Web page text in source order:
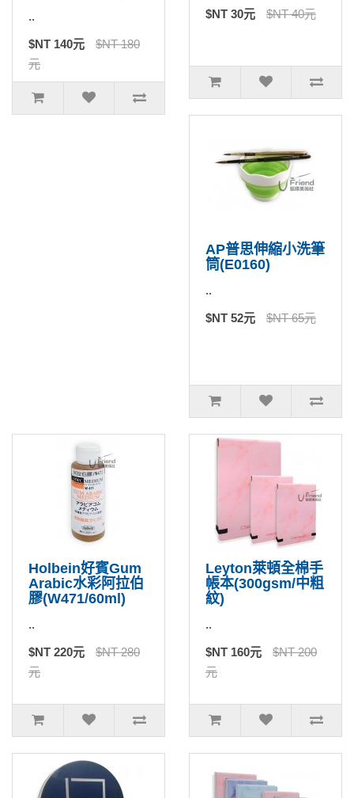
..
$NT 140元
$NT 180
元
$NT 30元 $NT 40元
AP普思伸縮小洗筆
筒(E0160)
..
$NT 52元 $NT 65元
Holbein好賓Gum
Arabic水彩阿拉伯
膠(W471/60ml)
..
$NT 220元
$NT 280
元
Leyton萊頓全棉手
帳本(300gsm/中粗
紋)
..
$NT 160元
$NT 200
元